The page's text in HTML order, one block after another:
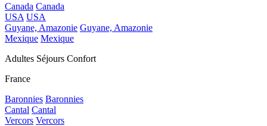
Canada Canada
USA USA
Guyane, Amazonie Guyane, Amazonie
Mexique Mexique
Adultes Séjours Confort
France
Baronnies Baronnies
Cantal Cantal
Vercors Vercors